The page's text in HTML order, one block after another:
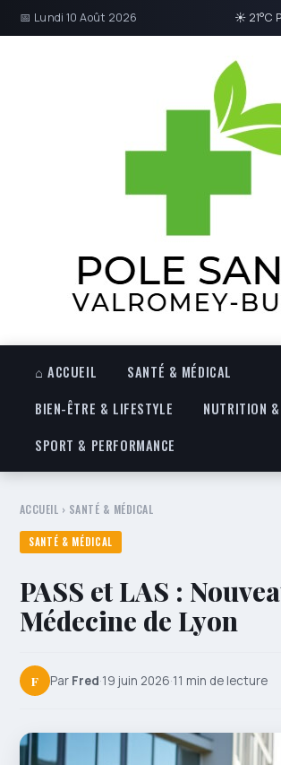
📅 Lundi 10 Août 2026 ☀ 21°C
⌂ ACCUEIL
SANTÉ & MÉDICAL
BIEN-ÊTRE & LIFESTYLE
NUTRITION
SPORT & PERFORMANCE
ACCUEIL › SANTÉ & MÉDICAL
SANTÉ & MÉDICAL
PASS et LAS :
Médecine de Lyon
F Par Fred·19 juin 2026·11 min de lecture